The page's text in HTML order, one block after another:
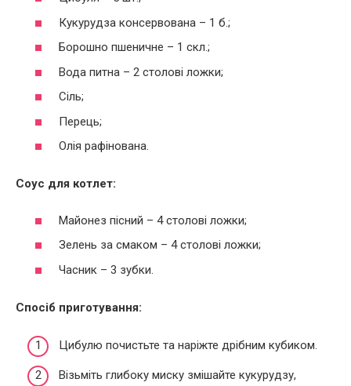
Кукурудза консервована – 1 б.;
Борошно пшеничне – 1 скл.;
Вода питна – 2 столові ложки;
Сіль;
Перець;
Олія рафінована.
Соус для котлет:
Майонез пісний – 4 столові ложки;
Зелень за смаком – 4 столові ложки;
Часник – 3 зубки.
Спосіб приготування:
Цибулю почистьте та наріжте дрібним кубиком.
Візьміть глибоку миску змішайте кукурудзу,